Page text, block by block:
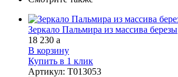
Зеркало Пальмира из массива березы
18 230 a
В корзину
Купить в 1 клик
Артикул: Т013053